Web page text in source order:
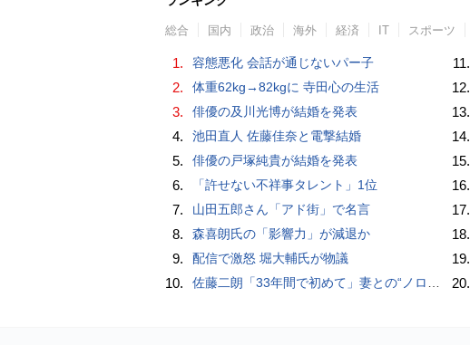
総合 国内 政治 海外 経済 IT スポーツ
1. 容態悪化 会話が通じないパー子
2. 体重62kg→82kgに 寺田心の生活
3. 俳優の及川光博が結婚を発表
4. 池田直人 佐藤佳奈と電撃結婚
5. 俳優の戸塚純貴が結婚を発表
6. 「許せない不祥事タレント」1位
7. 山田五郎さん「アド街」で名言
8. 森喜朗氏の「影響力」が減退か
9. 配信で激怒 堀大輔氏が物議
10. 佐藤二朗「33年間で初めて」妻との“ノロケ砲”に反響続々「威力抜群」「奥様かっこいい」
11.
12.
13.
14.
15.
16.
17.
18.
19.
20.